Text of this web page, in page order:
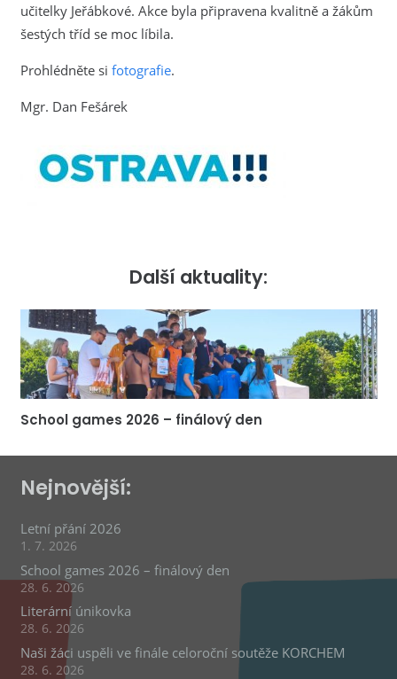
učitelky Jeřábkové. Akce byla připravena kvalitně a žákům
šestých tříd se moc líbila.
Prohlédněte si fotografie.
Mgr. Dan Fešárek
Další aktuality:
School games 2026 – finálový den
Nejnovější:
Letní přání 2026
1. 7. 2026
School games 2026 – finálový den
28. 6. 2026
Literární únikovka
28. 6. 2026
Naši žáci uspěli ve finále celoroční soutěže KORCHEM
28. 6. 2026